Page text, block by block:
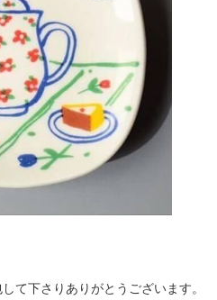
て下さりありがとうございます。